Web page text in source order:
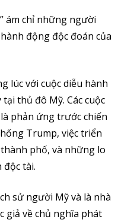
” ám chỉ những người
động độc đoán của
lúc với cuộc diễu hành
thủ đô Mỹ. Các cuộc
phản ứng trước chiến
Trump, việc triển
phố, và những lo
độc tài.
sử người Mỹ và là nhà
giả về chủ nghĩa phát